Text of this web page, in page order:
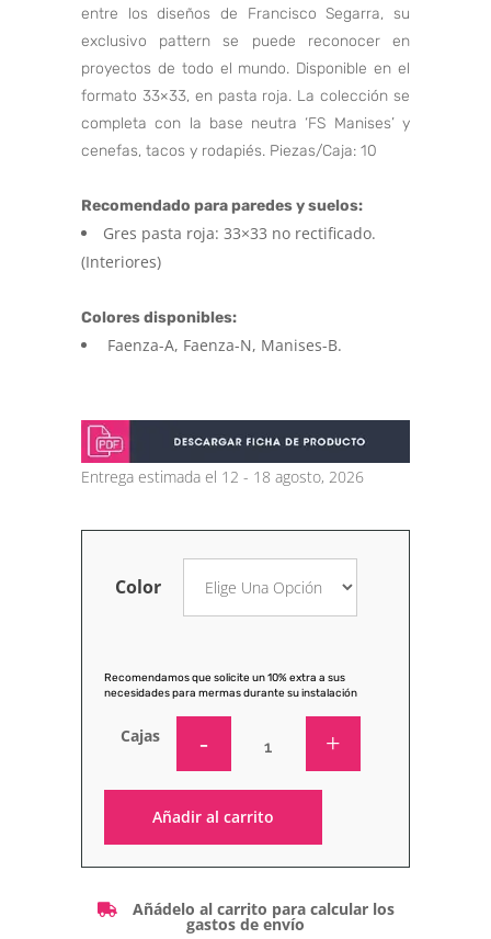
entre los diseños de Francisco Segarra, su
exclusivo pattern se puede reconocer en
proyectos de todo el mundo. Disponible en el
formato 33×33, en pasta roja. La colección se
completa con la base neutra ‘FS Manises’ y
cenefas, tacos y rodapiés. Piezas/Caja: 10
Recomendado para paredes y suelos:
Gres pasta roja: 33×33 no rectificado.
(Interiores)
Colores disponibles:
Faenza-A, Faenza-N, Manises-B.
Entrega estimada el 12 - 18 agosto, 2026
Color
Recomendamos que solicite un 10% extra a sus
necesidades para mermas durante su instalación
Cajas
Añadir al carrito
Añádelo al carrito para calcular los
gastos de envío